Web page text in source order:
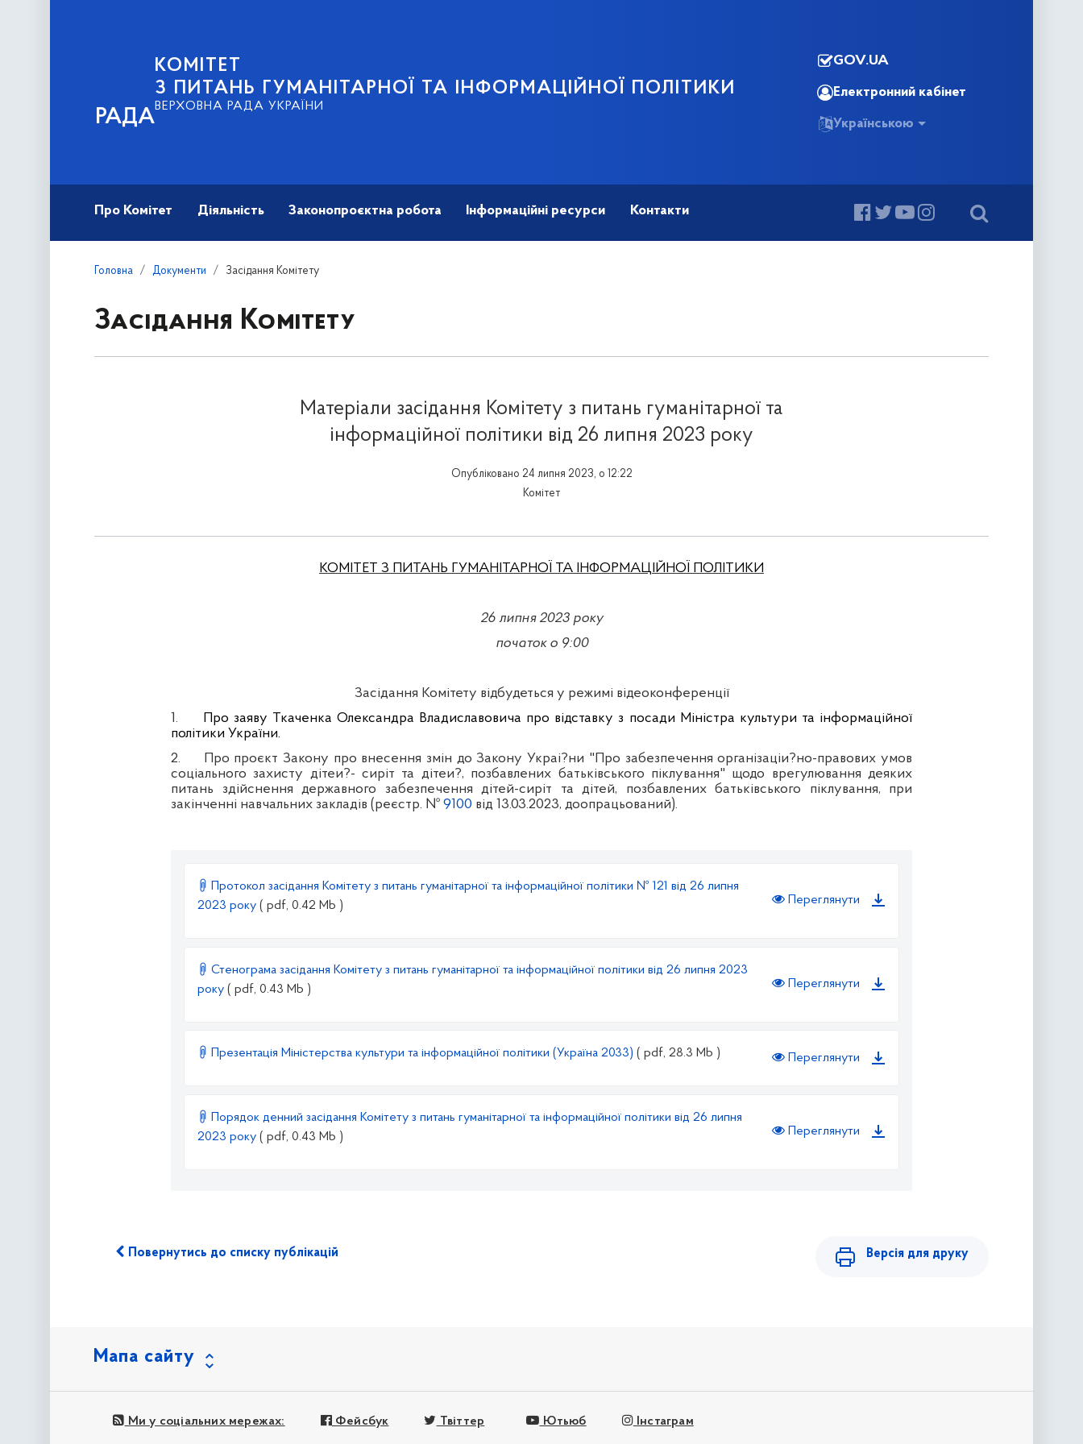
РАДА
КОМІТЕТ
З ПИТАНЬ ГУМАНІТАРНОЇ ТА ІНФОРМАЦІЙНОЇ ПОЛІТИКИ
ВЕРХОВНА РАДА УКРАЇНИ
GOV.UA
Електронний кабінет
Українською
Про Комітет Діяльність Законопроєктна робота Інформаційні ресурси Контакти
Головна Документи Засідання Комітету
Засідання Комітету
Матеріали засідання Комітету з питань гуманітарної та
інформаційної політики від 26 липня 2023 року
Опубліковано 24 липня 2023, о 12:22
Комітет
КОМІТЕТ З ПИТАНЬ ГУМАНІТАРНОЇ ТА ІНФОРМАЦІЙНОЇ ПОЛІТИКИ
26 липня 2023 року
початок о 9:00
Засідання Комітету відбудеться у режимі відеоконференції
1.
Про заяву Ткаченка Олександра Владиславовича про відставку з посади Міністра культури та інформаційної
політики України.
2.
Про проєкт Закону про внесення змін до Закону Украі?ни "Про забезпечення організаціи?но-правових умов
соціального захисту дітеи?- сиріт та дітеи?, позбавлених батьківського піклування" щодо врегулювання деяких
питань здійснення державного забезпечення дітей-сиріт та дітей, позбавлених батьківського піклування, при
закінченні навчальних закладів (реєстр. № 9100 від 13.03.2023, доопрацьований).
Протокол засідання Комітету з питань гуманітарної та інформаційної політики № 121 від 26 липня
2023 року ( pdf, 0.42 Mb ) Переглянути
Стенограма засідання Комітету з питань гуманітарної та інформаційної політики від 26 липня 2023
року ( pdf, 0.43 Mb ) Переглянути
Презентація Міністерства культури та інформаційної політики (Україна 2033) ( pdf, 28.3 Mb ) Переглянути
Порядок денний засідання Комітету з питань гуманітарної та інформаційної політики від 26 липня
2023 року ( pdf, 0.43 Mb ) Переглянути
Повернутись до списку публікацій Версія для друку
Мапа сайту
Ми у соціальних мережах: Фейсбук Твіттер Ютьюб Інстаграм